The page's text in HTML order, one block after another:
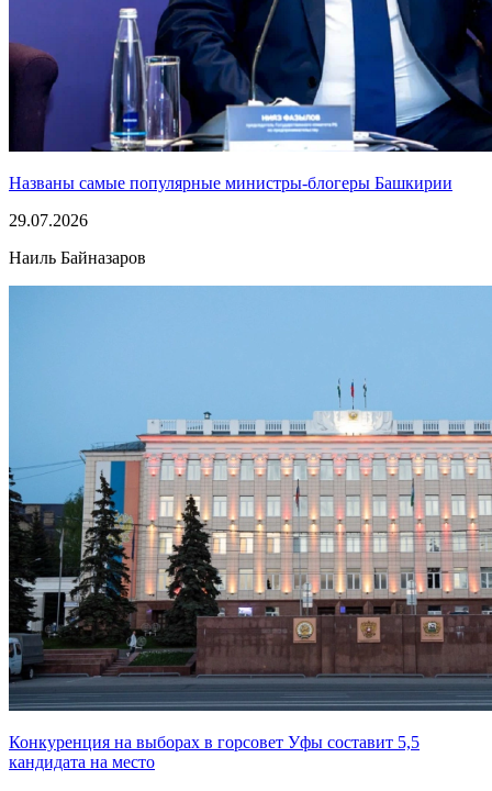
Названы самые популярные министры-блогеры Башкирии
29.07.2026
Наиль Байназаров
Конкуренция на выборах в горсовет Уфы составит 5,5
кандидата на место